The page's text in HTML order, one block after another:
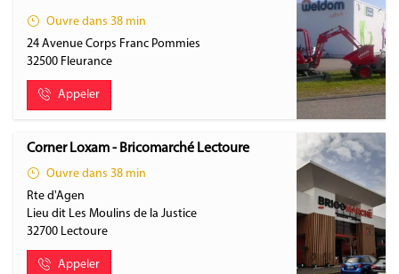
Ouvre dans 38 min
24 Avenue Corps Franc Pommies
32500 Fleurance
Appeler
Corner Loxam - Bricomarché Lectoure
Ouvre dans 38 min
Rte d'Agen
Lieu dit Les Moulins de la Justice
32700 Lectoure
Appeler